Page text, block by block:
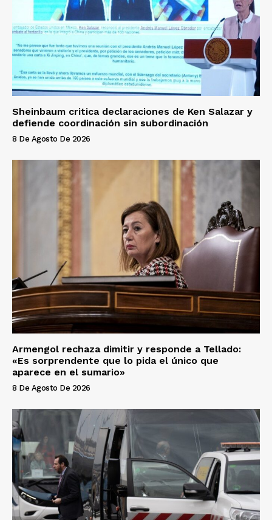
Sheinbaum critica declaraciones de Ken Salazar y
defiende coordinación sin subordinación
8 De Agosto De 2026
Armengol rechaza dimitir y responde a Tellado:
«Es sorprendente que lo pida el único que
aparece en el sumario»
8 De Agosto De 2026